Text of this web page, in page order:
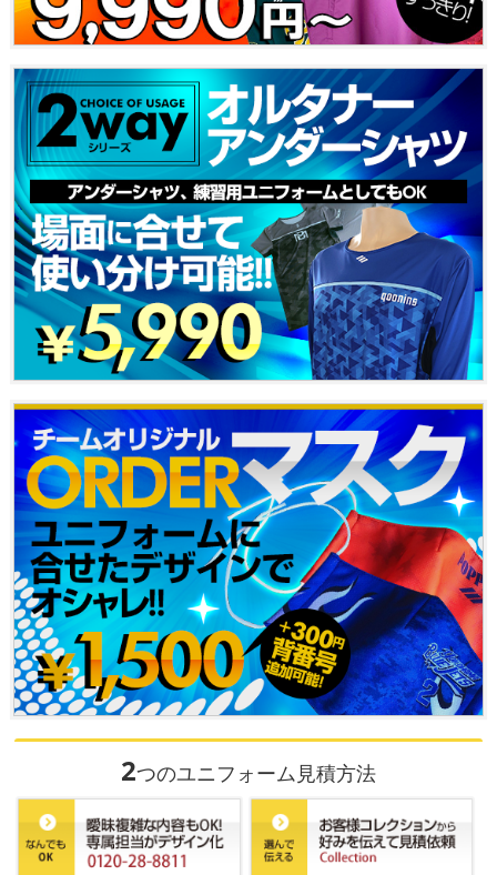
2つのユニフォーム見積方法